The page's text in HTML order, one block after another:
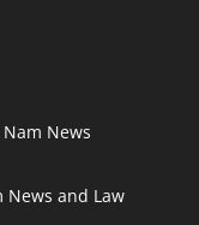
News
News and Law